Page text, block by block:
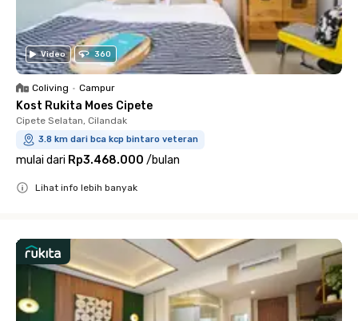
Video 360
Coliving • Campur
Kost Rukita Moes Cipete
Cipete Selatan, Cilandak
3.8 km dari bca kcp bintaro veteran
mulai dari Rp3.468.000 /bulan
Lihat info lebih banyak